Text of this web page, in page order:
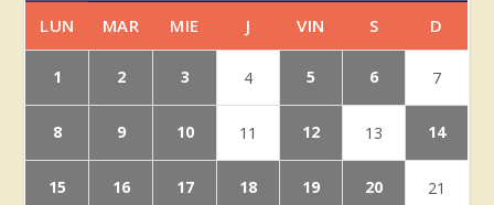
LUN MAR MIE J VIN S D
1 2 3 4 5 6 7
8 9 10 11 12 13 14
15 16 17 18 19 20 21